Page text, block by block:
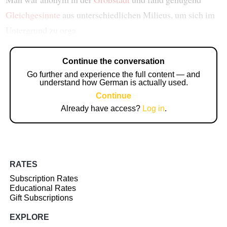
Gleichgesinnte aus unterschiedlichen Milieus, um sich im
Continue the conversation
Go further and experience the full content — and
understand how German is actually used.
Continue
Already have access? Log in.
RATES
Subscription Rates
Educational Rates
Gift Subscriptions
EXPLORE